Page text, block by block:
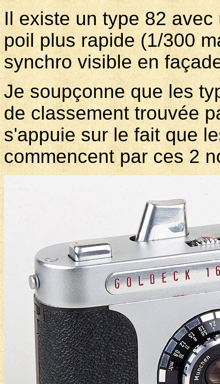
Il existe un type 82
poil plus rapide (1/300
synchro visible en
Je soupçonne que les
de classement trouvée
s'appuie sur le fait que
commencent par ces 2